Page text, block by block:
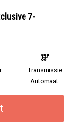
7-
Transmissie
Automaat